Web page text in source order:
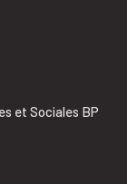
et Sociales BP